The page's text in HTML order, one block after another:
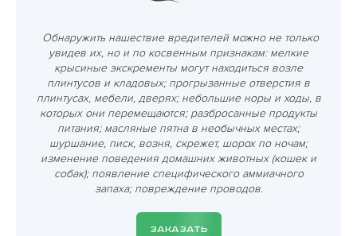
Обнаружить нашествие вредителей можно не только
увидев их, но и по косвенным признакам: мелкие
крысиные экскременты могут находиться возле
плинтусов и кладовых; прогрызанные отверстия в
плинтусах, мебели, дверях; небольшие норы и ходы, в
которых они перемещаются; разбросанные продукты
питания; масляные пятна в необычных местах;
шуршание, писк, возня, скрежет, шорох по ночам;
изменение поведения домашних животных (кошек и
собак); появление специфического аммиачного
запаха; повреждение проводов.
ЗАКАЗАТЬ